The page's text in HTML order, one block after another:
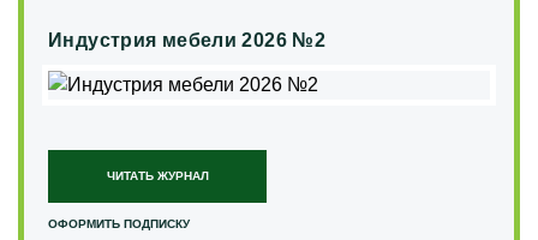
Индустрия мебели 2026 №2
ЧИТАТЬ ЖУРНАЛ
ОФОРМИТЬ ПОДПИСКУ